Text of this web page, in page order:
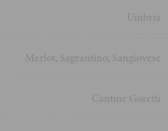
Umbria
Merlot, Sagrantino, Sangiovese
Cantine Goretti